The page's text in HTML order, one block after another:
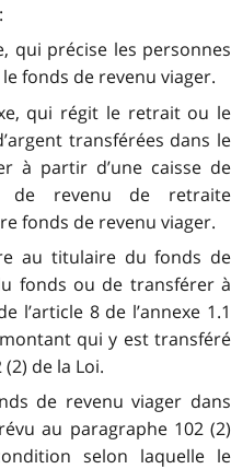
qui précise les personnes
fonds de revenu viager.
qui régit le retrait ou le
transférées dans le
à partir d’une caisse de
de revenu de retraite
fonds de revenu viager.
au titulaire du fonds de
fonds ou de transférer à
l’article 8 de l’annexe 1.1
qui y est transféré
de la Loi.
de revenu viager dans
au paragraphe 102 (2)
selon laquelle le